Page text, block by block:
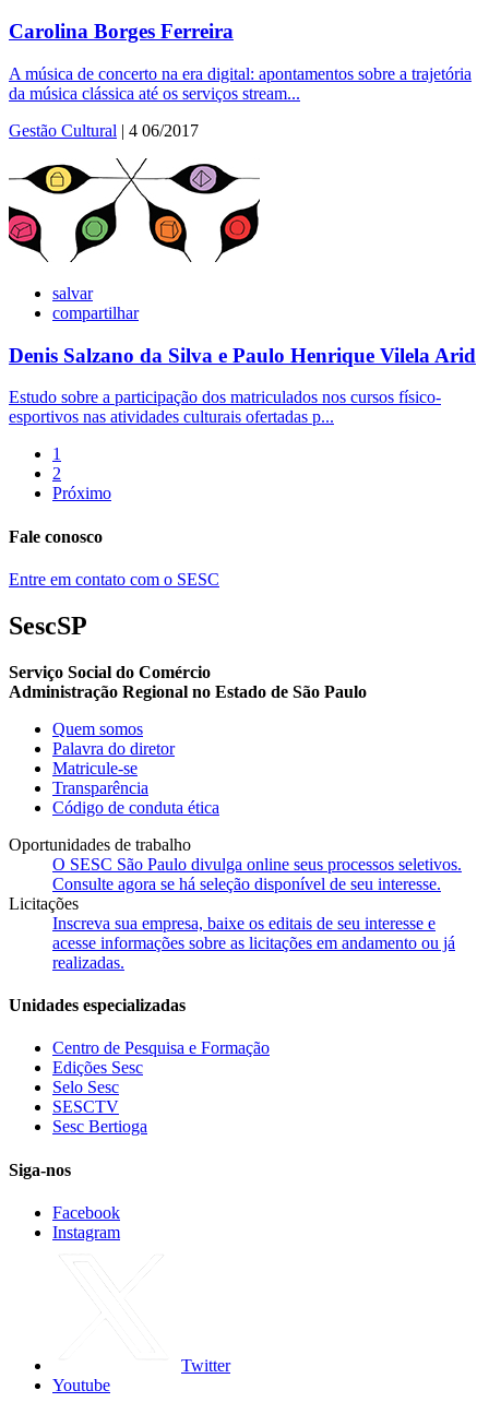
Carolina Borges Ferreira
A música de concerto na era digital: apontamentos sobre a trajetória
da música clássica até os serviços stream...
Gestão Cultural | 4 06/2017
salvar
compartilhar
Denis Salzano da Silva e Paulo Henrique Vilela Arid
Estudo sobre a participação dos matriculados nos cursos físico-
esportivos nas atividades culturais ofertadas p...
1
2
Próximo
Fale conosco
Entre em contato com o SESC
SescSP
Serviço Social do Comércio
Administração Regional no Estado de São Paulo
Quem somos
Palavra do diretor
Matricule-se
Transparência
Código de conduta ética
Oportunidades de trabalho
O SESC São Paulo divulga online seus processos seletivos.
Consulte agora se há seleção disponível de seu interesse.
Licitações
Inscreva sua empresa, baixe os editais de seu interesse e
acesse informações sobre as licitações em andamento ou já
realizadas.
Unidades especializadas
Centro de Pesquisa e Formação
Edições Sesc
Selo Sesc
SESCTV
Sesc Bertioga
Siga-nos
Facebook
Instagram
Twitter
Youtube